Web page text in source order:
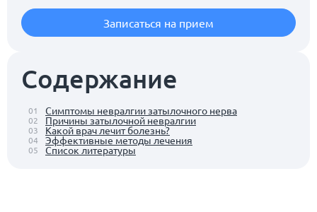
Содержание
01 Симптомы невралгии затылочного нерва
02 Причины затылочной невралгии
03 Какой врач лечит болезнь?
04 Эффективные методы лечения
05 Список литературы
Записаться на прием